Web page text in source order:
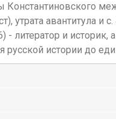
утрата авантитула и
литератор и
русской истории до